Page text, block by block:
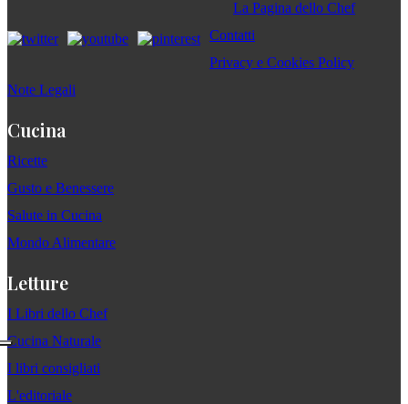
La Pagina dello Chef
Contatti
Privacy e Cookies Policy
Note Legali
Cucina
Ricette
Gusto e Benessere
Salute in Cucina
Mondo Alimentare
Letture
I Libri dello Chef
Cucina Naturale
I libri consigliati
L'editoriale